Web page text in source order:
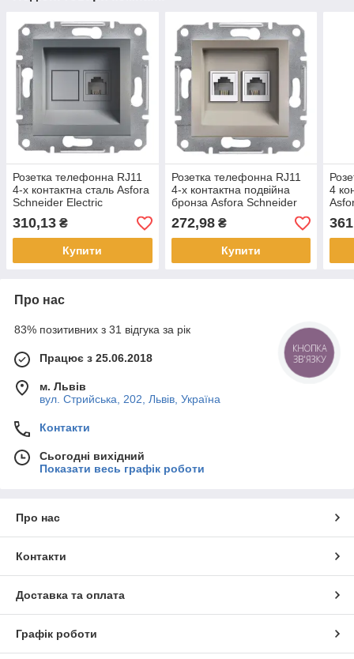
Розетка телефонна RJ11
4-х контактна сталь Asfora
Schneider Electric
310,13 ₴
Купити
Розетка телефонна RJ11
4-х контактна подвійна
бронза Asfora Schneider
272,98₴
Купити
4
Про нас
83% позитивних з 31 відгука за рік
Працює з 25.06.2018
м. Львів
вул. Стрийська, 202, Львів, Україна
Контакти
Сьогодні вихідний
Показати весь графік роботи
Про нас
Контакти
Доставка та оплата
Графік роботи
КНОПКА
ЗВ'ЯЗКУ